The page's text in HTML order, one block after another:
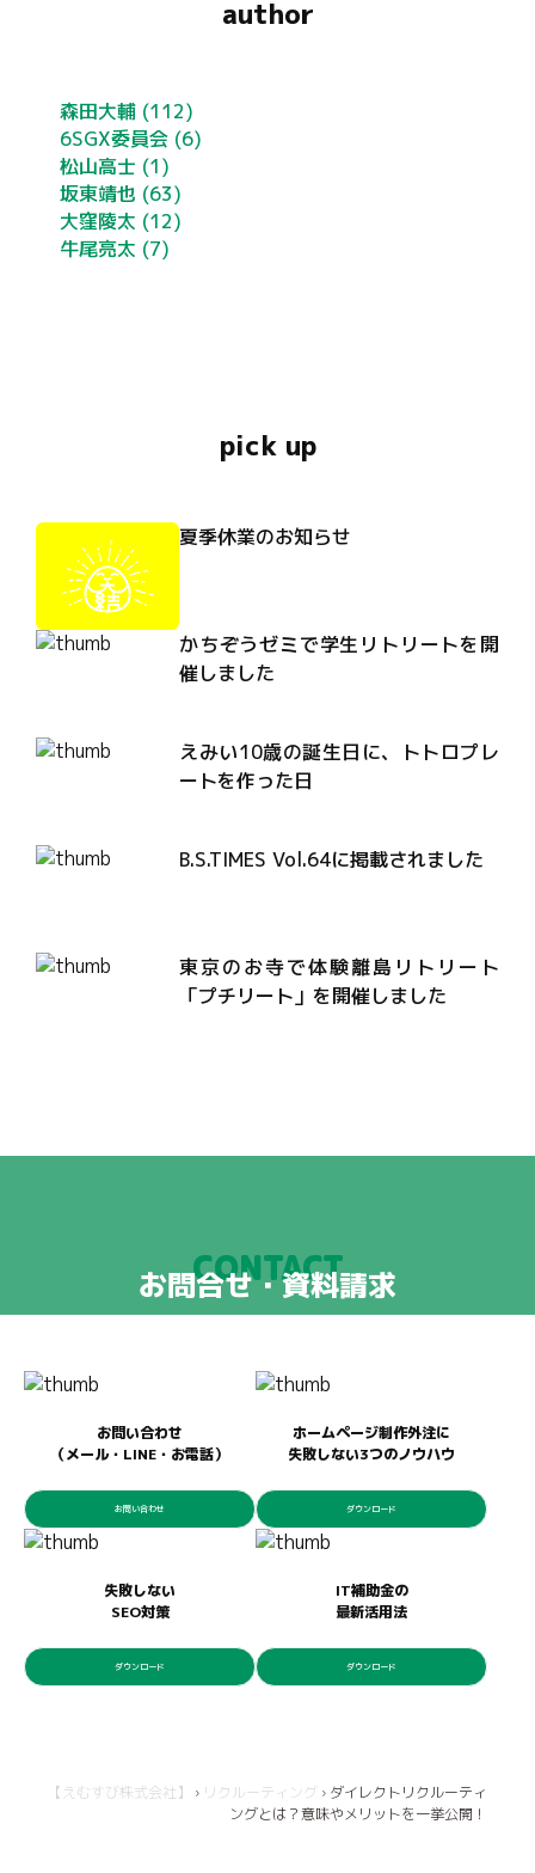
author
森田大輔 (112)
6SGX委員会 (6)
松山高士 (1)
坂東靖也 (63)
大窪陵太 (12)
牛尾亮太 (7)
pick up
夏季休業のお知らせ
かちぞうゼミで学生リトリートを開
催しました
えみい10歳の誕生日に、トトロプレ
ートを作った日
B.S.TIMES Vol.64に掲載されました
東京のお寺で体験離島リトリート
「プチリート」を開催しました
CONTACT
お問合せ・資料請求
お問い合わせ
（メール・LINE・お電話）
お問い合わせ
ホームページ制作外注に
失敗しない3つのノウハウ
ダウンロード
失敗しない
SEO対策
ダウンロード
IT補助金の
最新活用法
ダウンロード
【えむすび株式会社】 › リクルーティング › ダイレクトリクルーティ
ングとは？意味やメリットを一挙公開！